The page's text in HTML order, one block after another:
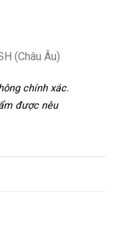
(Châu Âu)
chính xác.
được nêu